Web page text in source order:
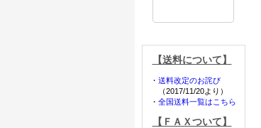
【送料について】
・ 送料改定のお詫び
（2017/11/20より）
・ 全国送料一覧はこちら
【ＦＡＸついて】